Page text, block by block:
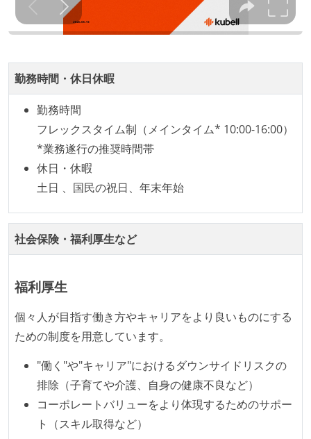
1年以内に、技術負債を解消するためのプロジェクト
や、古くなったツールのリプレイスプロジェクトがボ
企画を決定する場に、実装を担当する開発メンバーが
参加している
労働環境の自由度
週4日リモート勤務のハイブリットワーク（週1出社）
業務時間中に中抜けできる制度がある
2年以内に未就学児を子育てしながら働いていたエン
子育て中のエンジニアが、働き方を紹介したコンテン
ツが公開されている
フレックスタイム制または裁量労働制を採用している
メンバーの多様性
開発メンバーの新卒採用を実施している
待遇・福利厚生
イベントへの業務参加やチケット負担など、会社とし
て、大規模カンファレンスへの参加を支援する制度が
ある
ストックオプションまたは自社株購入支援制度がある
勤務時間・休日休暇
勤務時間
フレックスタイム制（メインタイム* 10:00-16:00）
*業務遂行の推奨時間帯
休日・休暇
土日 、国民の祝日、年末年始
社会保険・福利厚生など
福利厚生
個々人が目指す働き方やキャリアをより良いものにする
ための制度を用意しています。
"働く"や"キャリア"におけるダウンサイドリスクの
排除（子育てや介護、自身の健康不良など）
コーポレートバリューをより体現するためのサポー
ト（スキル取得など）